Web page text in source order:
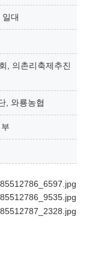
대
, 의촌리축제추진
, 와룡농협